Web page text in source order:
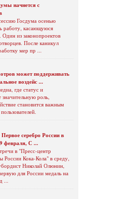
начнется с
Госдума осенью
работу, касающуюся
Один из законопроектов
После каникул
мер пр ...
может поддерживать
воздейс ...
где статус и
роль,
становится важным
серебро России в
февраля, С ...
в "Пресс-центр
России Кока-Кола" в среду,
Николай Олюнин,
для России медаль на
...